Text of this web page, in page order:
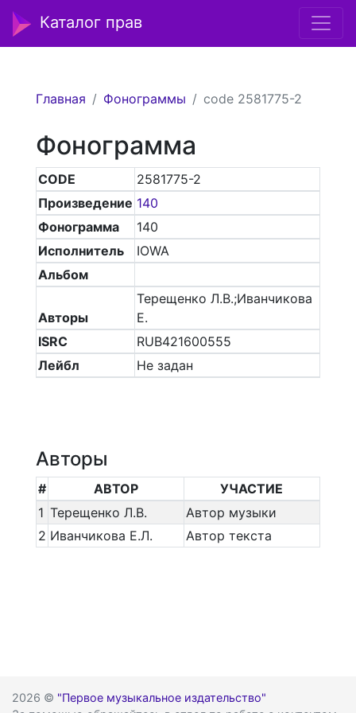
Каталог прав
Главная Фонограммы code 2581775-2
Фонограмма
CODE
2581775-2
Произведение 140
Фонограмма
140
Исполнитель
IOWA
Альбом
Авторы
Терещенко Л.В.;Иванчикова
Е.
ISRC
RUB421600555
Лейбл
Не задан
Авторы
# АВТОР
УЧАСТИЕ
1 Терещенко Л.В.
Автор музыки
2 Иванчикова Е.Л. Автор текста
2026 © "Первое музыкальное издательство"